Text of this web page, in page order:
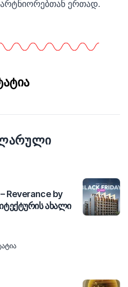
ერთად.
Reverance by
ახალი